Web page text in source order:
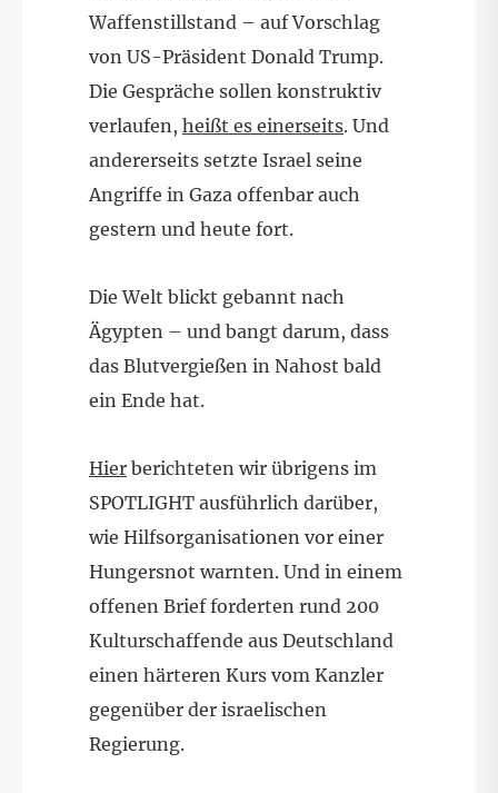
Waffenstillstand – auf Vorschlag
von US-Präsident Donald Trump.
Die Gespräche sollen konstruktiv
verlaufen, heißt es einerseits. Und
andererseits setzte Israel seine
Angriffe in Gaza offenbar auch
gestern und heute fort.
Die Welt blickt gebannt nach
Ägypten – und bangt darum, dass
das Blutvergießen in Nahost bald
ein Ende hat.
Hier berichteten wir übrigens im
SPOTLIGHT ausführlich darüber,
wie Hilfsorganisationen vor einer
Hungersnot warnten. Und in einem
offenen Brief forderten rund 200
Kulturschaffende aus Deutschland
einen härteren Kurs vom Kanzler
gegenüber der israelischen
Regierung.